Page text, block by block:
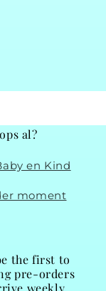
al?
en Kind
moment
the first to
pre-orders
weekly.